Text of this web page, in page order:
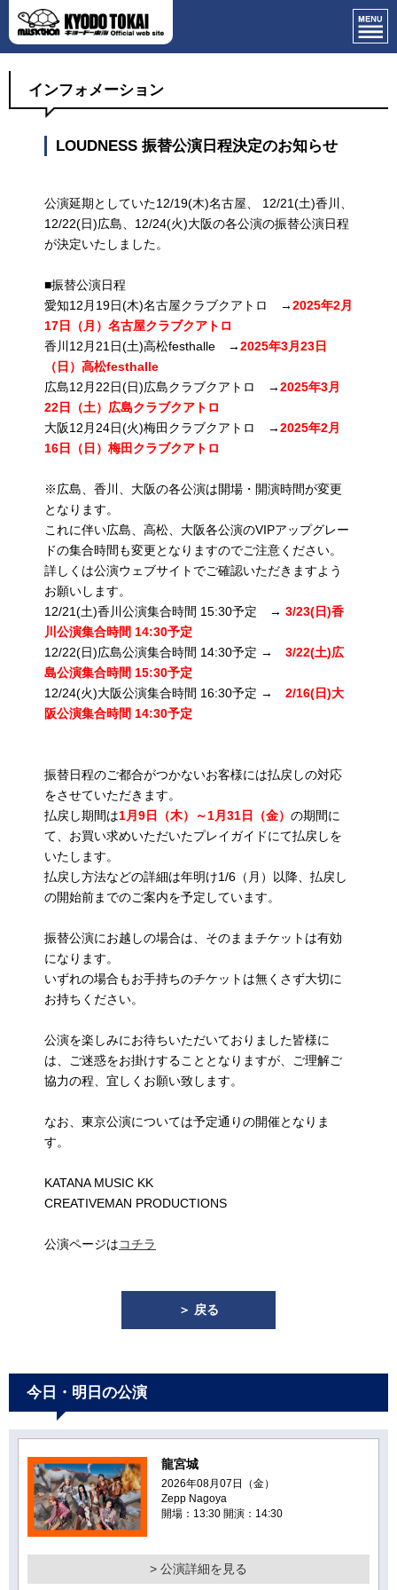
インフォメーション
LOUDNESS 振替公演日程決定のお知らせ
公演延期としていた12/19(木)名古屋、 12/21(土)香川、
12/22(日)広島、12/24(火)大阪の各公演の振替公演日程
が決定いたしました。
■振替公演日程
愛知12月19日(木)名古屋クラブクアトロ →2025年2月
17日（月）名古屋クラブクアトロ
香川12月21日(土)高松festhalle →2025年3月23日
（日）高松festhalle
広島12月22日(日)広島クラブクアトロ →2025年3月
22日（土）広島クラブクアトロ
大阪12月24日(火)梅田クラブクアトロ →2025年2月
16日（日）梅田クラブクアトロ
※広島、香川、大阪の各公演は開場・開演時間が変更
となります。
これに伴い広島、高松、大阪各公演のVIPアップグレー
ドの集合時間も変更となりますのでご注意ください。
詳しくは公演ウェブサイトでご確認いただきますよう
お願いします。
12/21(土)香川公演集合時間 15:30予定 → 3/23(日)香
川公演集合時間 14:30予定
12/22(日)広島公演集合時間 14:30予定 → 3/22(土)広
島公演集合時間 15:30予定
12/24(火)大阪公演集合時間 16:30予定 → 2/16(日)大
阪公演集合時間 14:30予定
振替日程のご都合がつかないお客様には払戻しの対応
をさせていただきます。
払戻し期間は1月9日（木）～1月31日（金） の期間に
て、お買い求めいただいたプレイガイドにて払戻しを
いたします。
払戻し方法などの詳細は年明け1/6（月）以降、払戻し
の開始前までのご案内を予定しています。
振替公演にお越しの場合は、そのままチケットは有効
になります。
いずれの場合もお手持ちのチケットは無くさず大切に
お持ちください。
公演を楽しみにお待ちいただいておりました皆様に
は、ご迷惑をお掛けすることとなりますが、ご理解ご
協力の程、宜しくお願い致します。
なお、東京公演については予定通りの開催となりま
す。
KATANA MUSIC KK
CREATIVEMAN PRODUCTIONS
公演ページはコチラ
＞ 戻る
今日・明日の公演
龍宮城
2026年08月07日（金）
Zepp Nagoya
開場：13:30 開演：14:30
> 公演詳細を見る